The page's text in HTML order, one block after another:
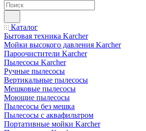
Каталог
Бытовая техника Karcher
Мойки высокого давления Karcher
Пароочистители Karcher
Пылесосы Karcher
Ручные пылесосы
Вертикальные пылесосы
Мешковые пылесосы
Моющие пылесосы
Пылесосы без мешка
Пылесосы с аквафильтром
Портативные мойки Karcher